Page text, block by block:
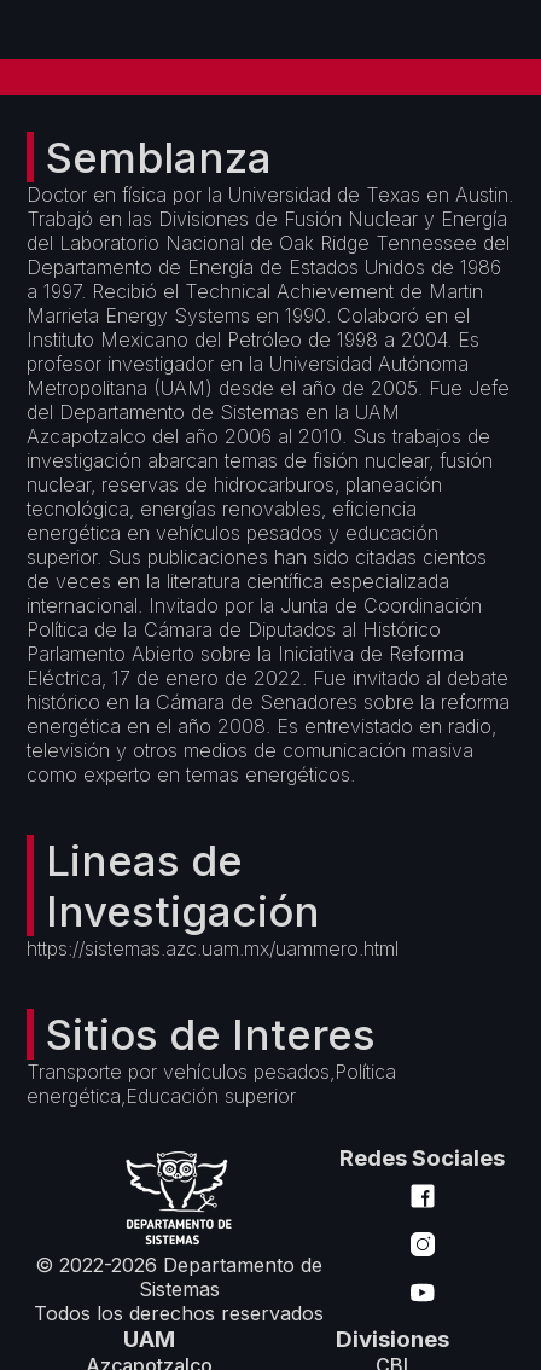
Semblanza
Doctor en física por la Universidad de Texas en Austin.
Trabajó en las Divisiones de Fusión Nuclear y Energía
del Laboratorio Nacional de Oak Ridge Tennessee del
Departamento de Energía de Estados Unidos de 1986
a 1997. Recibió el Technical Achievement de Martin
Marrieta Energy Systems en 1990. Colaboró en el
Instituto Mexicano del Petróleo de 1998 a 2004. Es
profesor investigador en la Universidad Autónoma
Metropolitana (UAM) desde el año de 2005. Fue Jefe
del Departamento de Sistemas en la UAM
Azcapotzalco del año 2006 al 2010. Sus trabajos de
investigación abarcan temas de fisión nuclear, fusión
nuclear, reservas de hidrocarburos, planeación
tecnológica, energías renovables, eficiencia
energética en vehículos pesados y educación
superior. Sus publicaciones han sido citadas cientos
de veces en la literatura científica especializada
internacional. Invitado por la Junta de Coordinación
Política de la Cámara de Diputados al Histórico
Parlamento Abierto sobre la Iniciativa de Reforma
Eléctrica, 17 de enero de 2022. Fue invitado al debate
histórico en la Cámara de Senadores sobre la reforma
energética en el año 2008. Es entrevistado en radio,
televisión y otros medios de comunicación masiva
como experto en temas energéticos.
Lineas de
Investigación
https://sistemas.azc.uam.mx/uammero.html
Sitios de Interes
Transporte por vehículos pesados,Política
energética,Educación superior
© 2022-2026 Departamento de
Sistemas
Todos los derechos reservados
Redes Sociales
UAM
Azcapotzalco
Divisiones
CBI